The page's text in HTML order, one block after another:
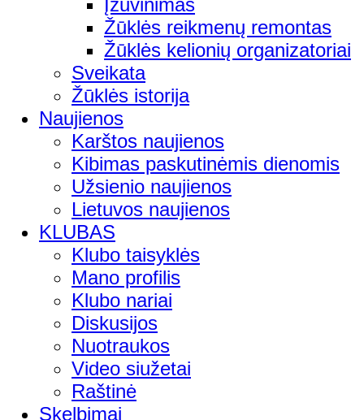
Žūklės reikmenų remontas
Žūklės kelionių organizatoriai
Sveikata
Žūklės istorija
Naujienos
Karštos naujienos
Kibimas paskutinėmis dienomis
Užsienio naujienos
Lietuvos naujienos
KLUBAS
Klubo taisyklės
Mano profilis
Klubo nariai
Diskusijos
Nuotraukos
Video siužetai
Raštinė
Skelbimai